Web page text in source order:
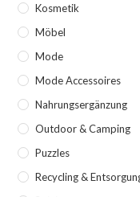
Kosmetik
Möbel
Mode
Mode Accessoires
Nahrungsergänzung
Outdoor & Camping
Puzzles
Recycling &